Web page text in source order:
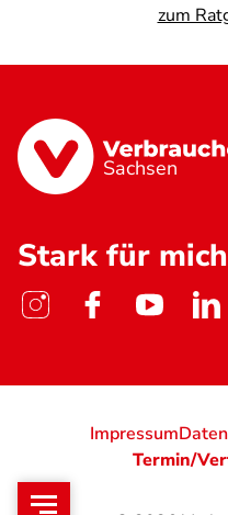
zum
Sachsen
Stark für
Impressum
Termin/